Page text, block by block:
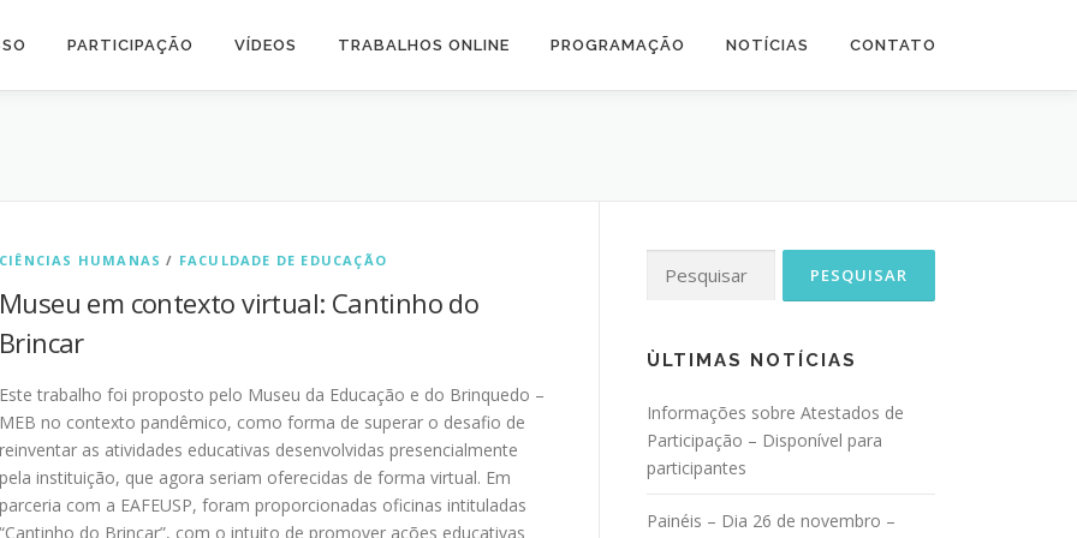
PARTICIPAÇÃO VÍDEOS TRABALHOS ONLINE PROGRAMAÇÃO NOTÍCIAS CONTATO
CIÊNCIAS HUMANAS / FACULDADE DE EDUCAÇÃO
Museu em contexto virtual: Cantinho do
Brincar
Este trabalho foi proposto pelo Museu da Educação e do Brinquedo –
MEB no contexto pandêmico, como forma de superar o desafio de
reinventar as atividades educativas desenvolvidas presencialmente
pela instituição, que agora seriam oferecidas de forma virtual. Em
parceria com a EAFEUSP, foram proporcionadas oficinas intituladas
“Cantinho do Brincar”, com o intuito de promover ações educativas
por:
ÙLTIMAS NOTÍCIAS
Informações sobre Atestados de
Participação – Disponível para
participantes
Painéis – Dia 26 de novembro –